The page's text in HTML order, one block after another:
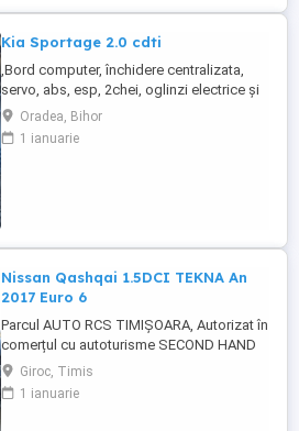
Kia Sportage 2.0 cdti
,Bord computer, închidere centralizata,
servo, abs, esp, 2chei, oglinzi electrice și
încălzite, senzori de lumina, parbriz fata
incalzit, geamuri electrice, comenzi volan,
jante de aluminiu, carlig pentru remorca,
Oradea, Bihor
1 ianuarie
Nissan Qashqai 1.5DCI TEKNA An
2017 Euro 6
Parcul AUTO RCS TIMIȘOARA, Autorizat în
comerțul cu autoturisme SECOND HAND
IMPORT, - LIVRARE GRATUITA LA
DOMICILIUL CLIENTULUI(200KM) -VĂ
OFERIM PE LOC : -Factura se va emite in lei
Giroc, Timis
1 ianuarie